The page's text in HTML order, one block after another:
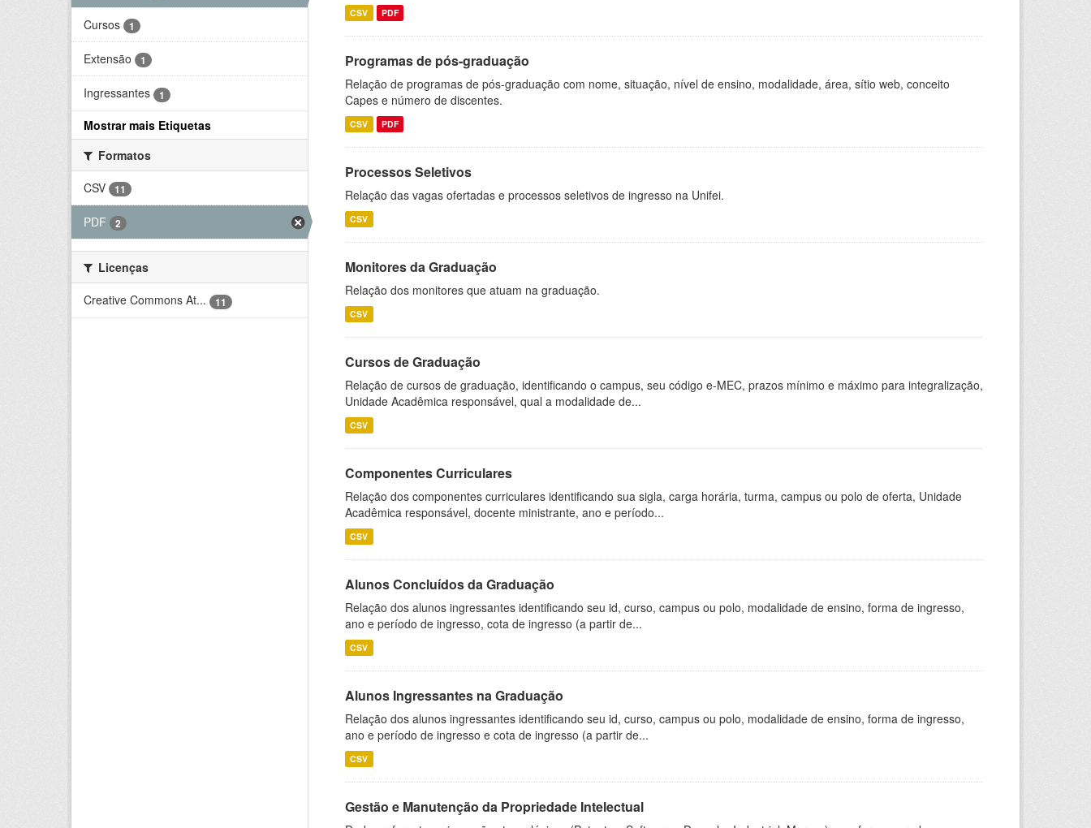
Cursos 1
Extensão 1
Ingressantes 1
Mostrar mais Etiquetas
Formatos
CSV
11
PDF 2
Licenças
Creative Commons At...
11
CSV PDF
Programas de pós-graduação
Relação de programas de pós-graduação com nome, situação, nível de ensino, modalidade, área, sítio web, conceito
Capes e número de discentes.
CSV PDF
Processos Seletivos
Relação das vagas ofertadas e processos seletivos de ingresso na Unifei.
CSV
Monitores da Graduação
Relação dos monitores que atuam na graduação.
CSV
Cursos de Graduação
Relação de cursos de graduação, identificando o campus, seu código e-MEC, prazos mínimo e máximo para integralização,
Unidade Acadêmica responsável, qual a modalidade de...
CSV
Componentes Curriculares
Relação dos componentes curriculares identificando sua sigla, carga horária, turma, campus ou polo de oferta, Unidade
Acadêmica responsável, docente ministrante, ano e período...
CSV
Alunos Concluídos da Graduação
Relação dos alunos ingressantes identificando seu id, curso, campus ou polo, modalidade de ensino, forma de ingresso,
ano e período de ingresso, cota de ingresso (a partir de...
CSV
Alunos Ingressantes na Graduação
Relação dos alunos ingressantes identificando seu id, curso, campus ou polo, modalidade de ensino, forma de ingresso,
ano e período de ingresso e cota de ingresso (a partir de...
CSV
Gestão e Manutenção da Propriedade Intelectual